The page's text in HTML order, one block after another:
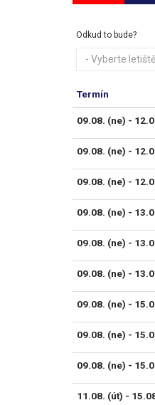
Odkud to bude?
- Vyberte
Termín
09.08. (ne) -
09.08. (ne) -
09.08. (ne) -
09.08. (ne) -
09.08. (ne) -
09.08. (ne) -
09.08. (ne) -
09.08. (ne) -
09.08. (ne) -
11.08. (út) -